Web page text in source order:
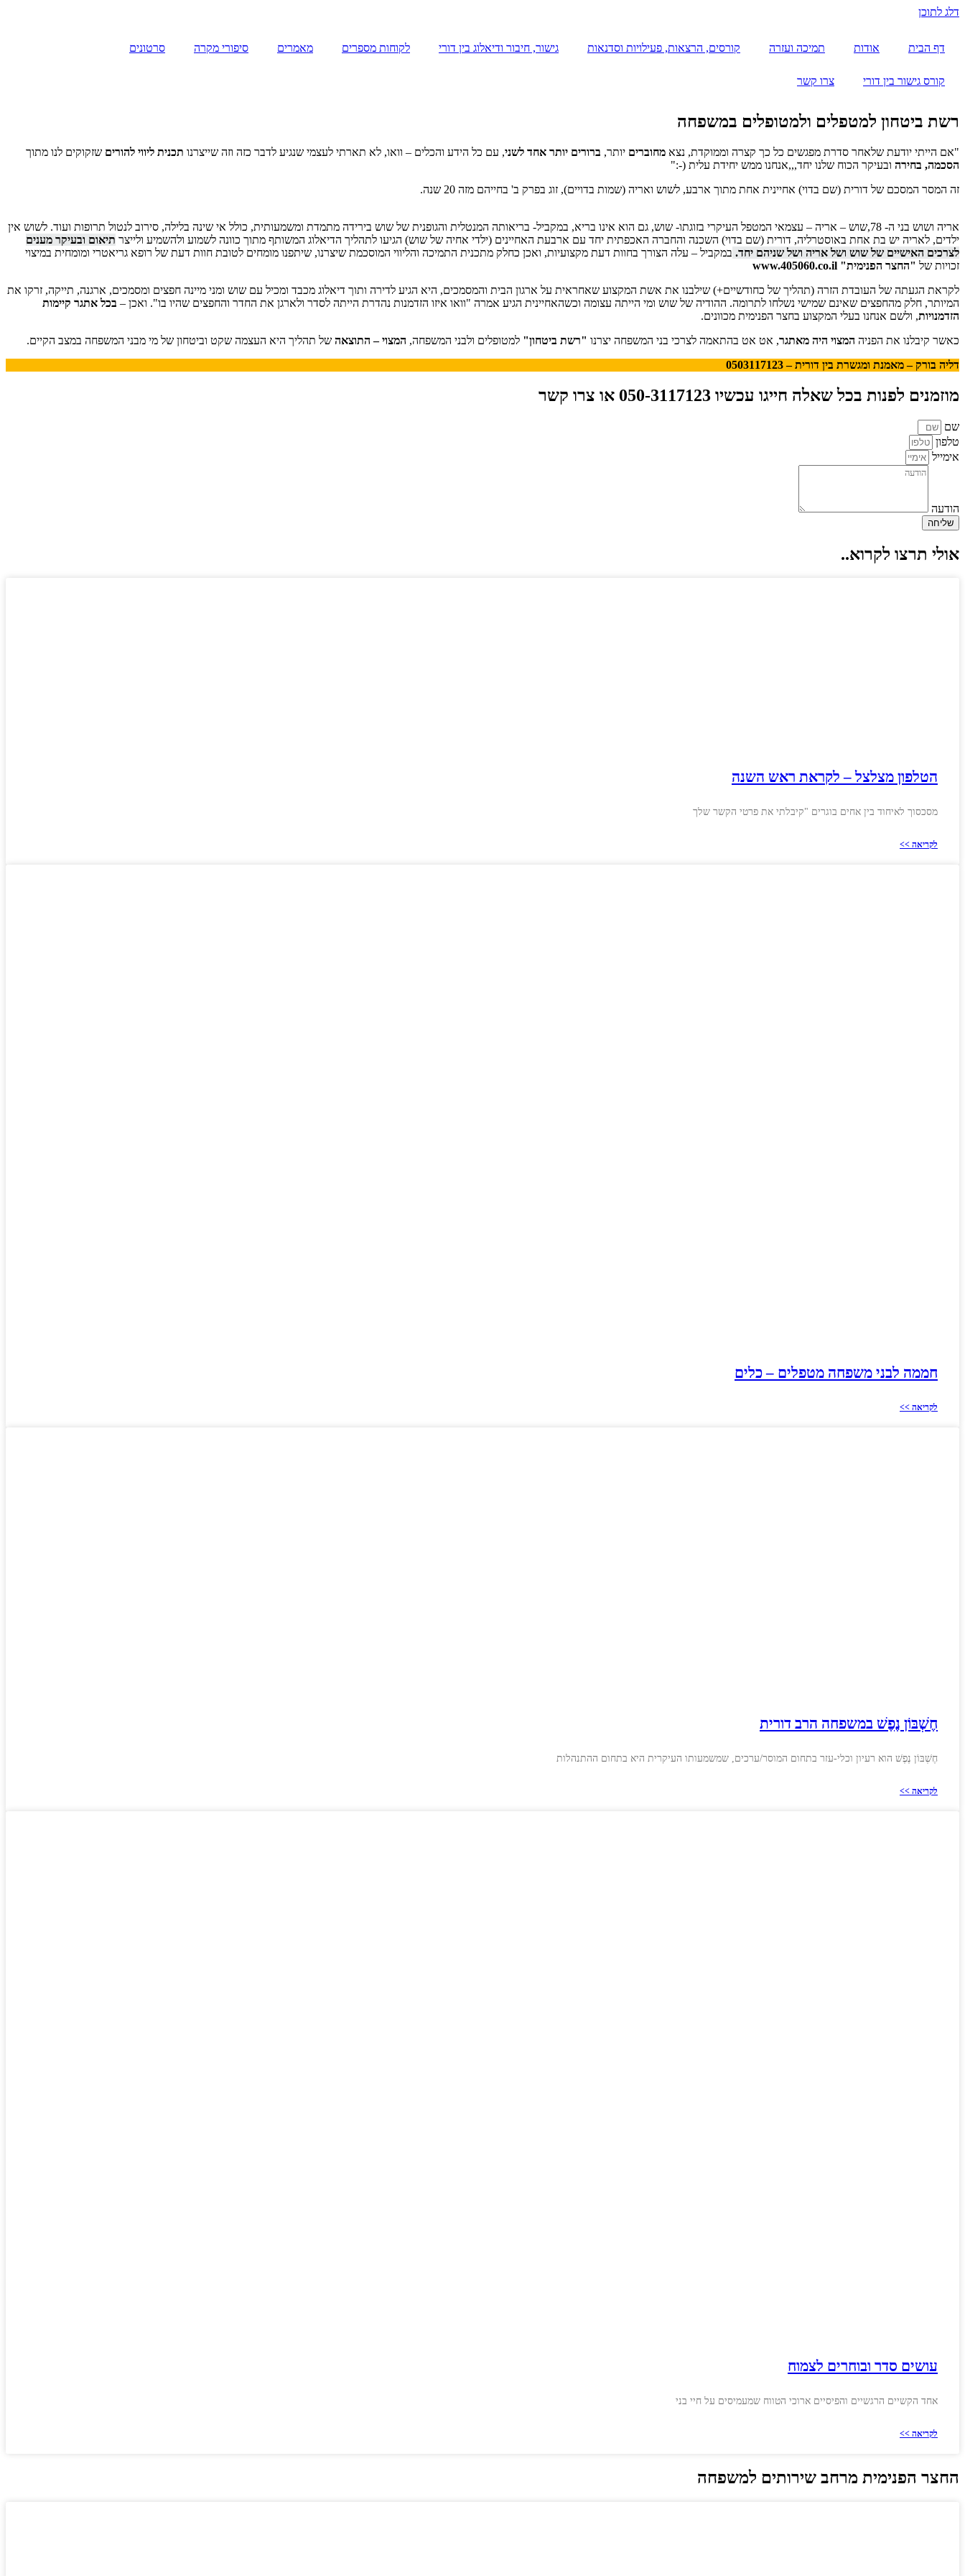
דלג לתוכן
דף הבית אודות תמיכה ועזרה קורסים, הרצאות, פעילויות וסדנאות גישור, חיבור ודיאלוג בין דורי לקוחות מספרים מאמרים סיפורי מקרה סרטונים
קורס גישור בין דורי צרו קשר
רשת ביטחון למטפלים ולמטופלים במשפחה
"אם הייתי יודעת שלאחר סדרת מפגשים כל כך קצרה וממוקדת, נצא מחוברים יותר, ברורים יותר אחד לשני, עם כל הידע והכלים – וואו, לא תארתי לעצמי שנגיע לדבר כזה וזה שייצרנו תכנית ליווי להורים שזקוקים לנו מתוך
הסכמה, בחירה ובעיקר הכוח שלנו יחד,,,אנחנו ממש יחידת עלית (-:"
זה המסר המסכם של דורית (שם בדוי) אחיינית אחת מתוך ארבע, לשוש ואריה (שמות בדויים), זוג בפרק ב' בחייהם מזה 20 שנה.
אריה ושוש בני ה- 78,שוש – אריה – עצמאי המטפל העיקרי בזוגתו- שוש, גם הוא אינו בריא, במקביל- בריאותה המנטלית והגופנית של שוש בירידה מתמדת ומשמעותית, כולל אי שינה בלילה, סירוב לנטול תרופות ועוד. לשוש אין
ילדים, לאריה יש בת אחת באוסטרליה, דורית (שם בדוי) השכנה והחברה האכפתית יחד עם ארבעת האחיינים (ילדי אחיה של שוש) הגיעו לתהליך הדיאלוג המשותף מתוך כוונה לשמוע ולהשמיע ולייצר תיאום ובעיקר מענים
לצרכים האישיים של שוש ושל אריה ושל שניהם יחד. במקביל – עלה הצורך בחוות דעת מקצועיות, ואכן כחלק מתכנית התמיכה והליווי המוסכמת שיצרנו, שיתפנו מומחים לטובת חוות דעת של רופא גריאטרי ומומחית במיצוי
זכויות של "החצר הפנימית" www.405060.co.il
לקראת הגעתה של העובדת הזרה (תהליך של כחודשיים+) שילבנו את אשת המקצוע שאחראית על ארגון הבית והמסמכים, היא הגיע לדירה ותוך דיאלוג מכבד ומכיל עם שוש ומני מיינה חפצים ומסמכים, ארגנה, תייקה, זרקו את
המיותר, חלק מהחפצים שאינם שמישי נשלחו לתרומה. ההודיה של שוש ומי הייתה עצומה וכשהאחיינית הגיע אמרה "וואו איזו הזדמנות נהדרת הייתה לסדר ולארגן את החדר והחפצים שהיו בו". ואכן – בכל אתגר קיימות
הזדמנויות, ולשם אנחנו בעלי המקצוע בחצר הפנימית מכוונים.
כאשר קיבלנו את הפניה המצוי היה מאתגר, אט אט בהתאמה לצרכי בני המשפחה יצרנו "רשת ביטחון" למטופלים ולבני המשפחה, המצוי – התוצאה של תהליך היא העצמה שקט וביטחון של מי מבני המשפחה במצב הקיים.
דליה בורק – מאמנת ומגשרת בין דורית – 0503117123
מוזמנים לפנות בכל שאלה חייגו עכשיו 050-3117123 או צרו קשר
שם
טלפון
אימייל
הודעה
שליחה
אולי תרצו לקרוא..
הטלפון מצלצל – לקראת ראש השנה
מסכסוך לאיחוד בין אחים בוגרים "קיבלתי את פרטי הקשר שלך
לקריאה >>
חממה לבני משפחה מטפלים – כלים
לקריאה >>
חֶשְׁבּוֹן נֶפֶשׁ במשפחה הרב דורית
חֶשְׁבּוֹן נֶפֶשׁ הוא רעיון וכלי-עזר בתחום המוסר/ערכים, שמשמעותו העיקרית היא בתחום ההתנהלות
לקריאה >>
עושים סדר ובוחרים לצמוח
אחד הקשיים הרגשיים והפיסיים ארוכי הטווח שמעמיסים על חיי בני
לקריאה >>
החצר הפנימית מרחב שירותים למשפחה